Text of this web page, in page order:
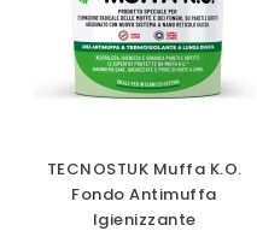
TECNOSTUK Muffa K.O.
Fondo Antimuffa
Igienizzante